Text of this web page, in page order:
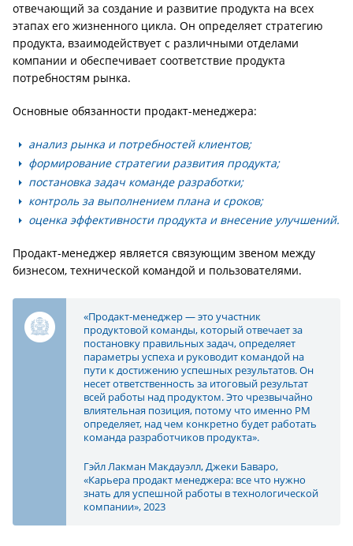
отвечающий за создание и развитие продукта на всех
этапах его жизненного цикла. Он определяет стратегию
продукта, взаимодействует с различными отделами
компании и обеспечивает соответствие продукта
потребностям рынка.
Основные обязанности продакт-менеджера:
анализ рынка и потребностей клиентов;
формирование стратегии развития продукта;
постановка задач команде разработки;
контроль за выполнением плана и сроков;
оценка эффективности продукта и внесение улучшений.
Продакт-менеджер является связующим звеном между
бизнесом, технической командой и пользователями.
«Продакт-менеджер — это участник
продуктовой команды, который отвечает за
постановку правильных задач, определяет
параметры успеха и руководит командой на
пути к достижению успешных результатов. Он
несет ответственность за итоговый результат
всей работы над продуктом. Это чрезвычайно
влиятельная позиция, потому что именно PM
определяет, над чем конкретно будет работать
команда разработчиков продукта».
Гэйл Лакман Макдауэлл, ‎Джеки Баваро,
«Карьера продакт менеджера: все что нужно
знать для успешной работы в технологической
компании», 2023